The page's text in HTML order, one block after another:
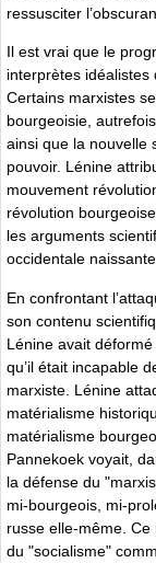
ressusciter
Il est vrai que le
interprètes idéalistes
Certains marxistes
bourgeoisie,
ainsi que la nouvelle
pouvoir. Lénine
mouvement
révolution
les arguments
occidentale naissante.
En confrontant
son contenu
Lénine avait
qu’il était incapable
marxiste. Lénine
matérialisme
matérialisme
Pannekoek voyait,
la défense du
mi-bourgeois, mi-
russe elle-même. Ce
du "socialisme"